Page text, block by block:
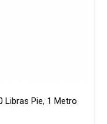
Libras Pie, 1 Metro